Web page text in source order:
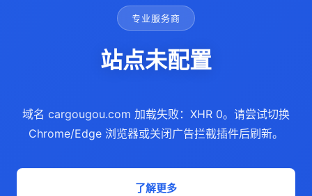
专业服务商
站点未配置
域名 cargougou.com 加载失败：XHR 0。请尝试切换
Chrome/Edge 浏览器或关闭广告拦截插件后刷新。
了解更多